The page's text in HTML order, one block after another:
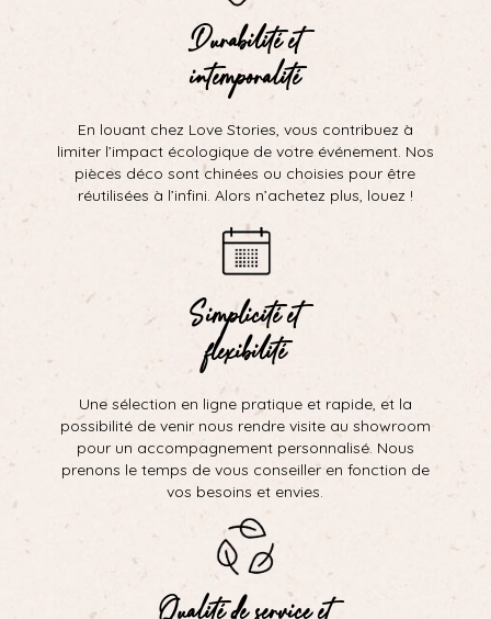
Durabilité et
intemporalité
En louant chez Love Stories, vous contribuez à
limiter l’impact écologique de votre événement. Nos
pièces déco sont chinées ou choisies pour être
réutilisées à l’infini. Alors n’achetez plus, louez !
Simplicité et
flexibilité
Une sélection en ligne pratique et rapide, et la
possibilité de venir nous rendre visite au showroom
pour un accompagnement personnalisé. Nous
prenons le temps de vous conseiller en fonction de
vos besoins et envies.
Qualité de service et